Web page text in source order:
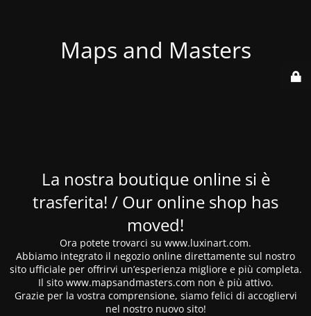
Maps and Masters
La nostra boutique online si è
trasferita! / Our online shop has
moved!
Ora potete trovarci su www.luxinart.com.
Abbiamo integrato il negozio online direttamente sul nostro
sito ufficiale per offrirvi un’esperienza migliore e più completa.
Il sito www.mapsandmasters.com non è più attivo.
Grazie per la vostra comprensione, siamo felici di accogliervi
nel nostro nuovo sito!